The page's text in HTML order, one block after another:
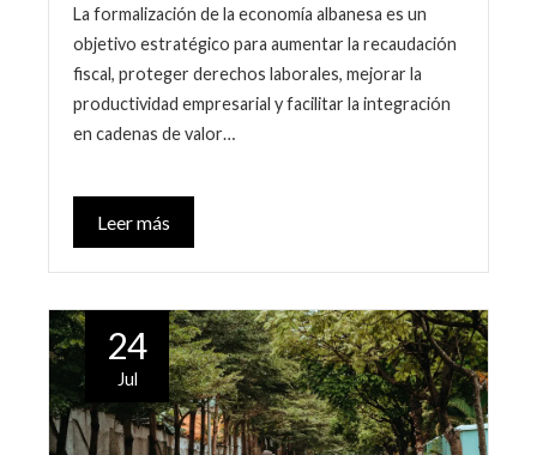
La formalización de la economía albanesa es un
objetivo estratégico para aumentar la recaudación
fiscal, proteger derechos laborales, mejorar la
productividad empresarial y facilitar la integración
en cadenas de valor…
Leer más
24
Jul